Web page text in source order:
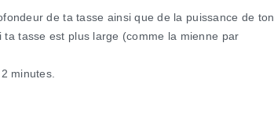
de ta tasse ainsi que de la puissance de ton
tasse est plus large (comme la mienne par
minutes.